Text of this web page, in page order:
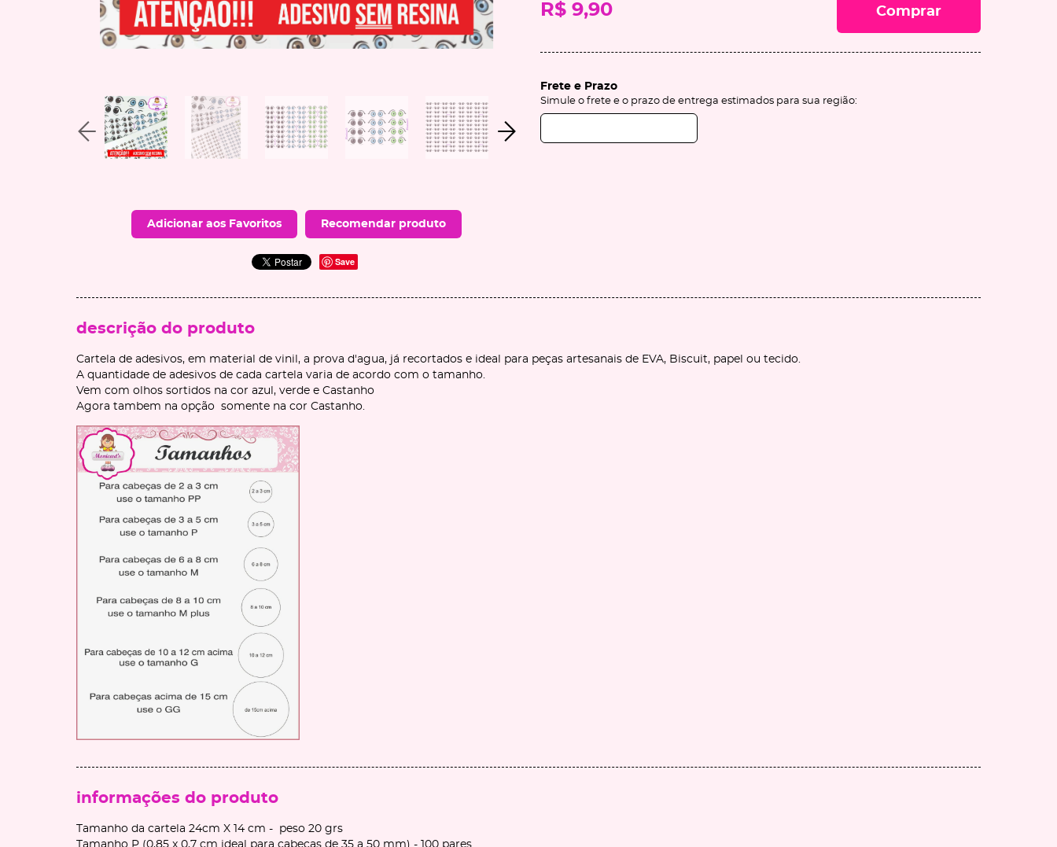
Adicionar aos Favoritos Recomendar produto
Save
R$ 9,90 Comprar
Frete e Prazo
Simule o frete e o prazo de entrega estimados para sua região:
descrição do produto
Cartela de adesivos, em material de vinil, a prova d'agua, já recortados e ideal para peças artesanais de EVA, Biscuit, papel ou tecido.
A quantidade de adesivos de cada cartela varia de acordo com o tamanho.
Vem com olhos sortidos na cor azul, verde e Castanho
Agora tambem na opção somente na cor Castanho.
informações do produto
Tamanho da cartela 24cm X 14 cm - peso 20 grs
Tamanho P (0,85 x 0,7 cm ideal para cabeças de 35 a 50 mm) - 100 pares